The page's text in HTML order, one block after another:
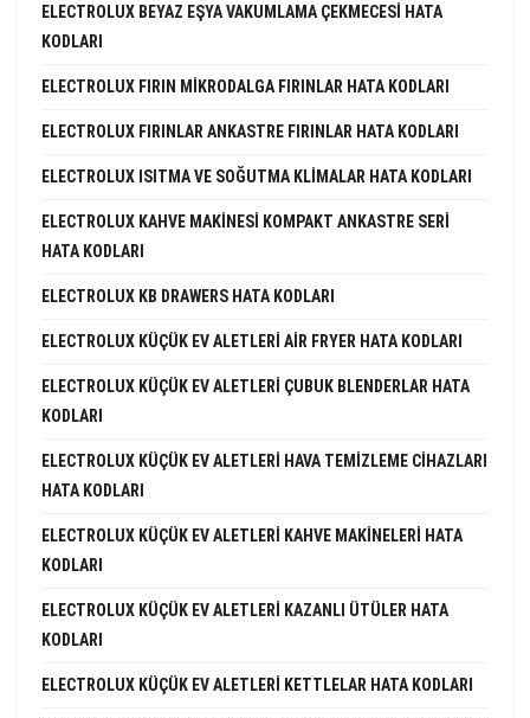
ELECTROLUX BEYAZ EŞYA VAKUMLAMA ÇEKMECESI HATA
KODLARI
ELECTROLUX FIRIN MIKRODALGA FIRINLAR HATA KODLARI
ELECTROLUX FIRINLAR ANKASTRE FIRINLAR HATA KODLARI
ELECTROLUX ISITMA VE SOĞUTMA KLIMALAR HATA KODLARI
ELECTROLUX KAHVE MAKINESI KOMPAKT ANKASTRE SERI
HATA KODLARI
ELECTROLUX KB DRAWERS HATA KODLARI
ELECTROLUX KÜÇÜK EV ALETLERI AIR FRYER HATA KODLARI
ELECTROLUX KÜÇÜK EV ALETLERI ÇUBUK BLENDERLAR HATA
KODLARI
ELECTROLUX KÜÇÜK EV ALETLERI HAVA TEMIZLEME CIHAZLARI
HATA KODLARI
ELECTROLUX KÜÇÜK EV ALETLERI KAHVE MAKINELERI HATA
KODLARI
ELECTROLUX KÜÇÜK EV ALETLERI KAZANLI ÜTÜLER HATA
KODLARI
ELECTROLUX KÜÇÜK EV ALETLERI KETTLELAR HATA KODLARI